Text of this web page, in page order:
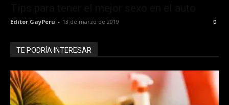
Editor GayPeru - 13 de marzo de 2019 0
TE PODRÍA INTERESAR